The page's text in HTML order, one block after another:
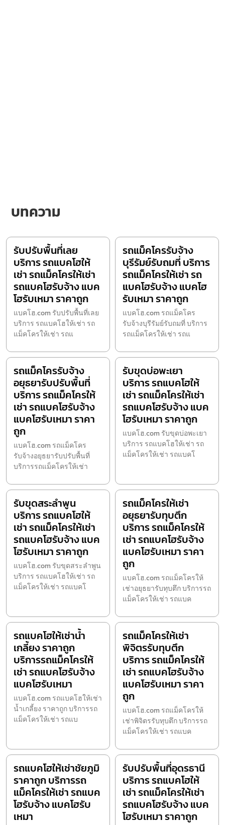
บทความ
รับปรับพื้นที่เลย
บริการ รถแบคโฮให้
เช่า รถแม็คโครให้เช่า
รถแบคโฮรับจ้าง แบค
โฮรับเหมา ราคาถูก
แบคโฮ.com รับปรับพื้นที่เลย
บริการ รถแบคโฮให้เช่า รถ
แม็คโครให้เช่า รถแ
รถแม็คโครรับจ้าง
บุรีรัมย์รับถมที่ บริการ
รถแม็คโครให้เช่า รถ
แบคโฮรับจ้าง แบคโฮ
รับเหมา ราคาถูก
แบคโฮ.com รถแม็คโคร
รับจ้างบุรีรัมย์รับถมที่ บริการ
รถแม็คโครให้เช่า รถแ
รถแม็คโครรับจ้าง
อยุธยารับปรับพื้นที่
บริการ รถแม็คโครให้
เช่า รถแบคโฮรับจ้าง
แบคโฮรับเหมา ราคา
ถูก
แบคโฮ.com รถแม็คโคร
รับจ้างอยุธยารับปรับพื้นที่
บริการรถแม็คโครให้เช่า
รับขุดบ่อพะเยา
บริการ รถแบคโฮให้
เช่า รถแม็คโครให้เช่า
รถแบคโฮรับจ้าง แบค
โฮรับเหมา ราคาถูก
แบคโฮ.com รับขุดบ่อพะเยา
บริการ รถแบคโฮให้เช่า รถ
แม็คโครให้เช่า รถแบคโ
รับขุดสระลำพูน
บริการ รถแบคโฮให้
เช่า รถแม็คโครให้เช่า
รถแบคโฮรับจ้าง แบค
โฮรับเหมา ราคาถูก
แบคโฮ.com รับขุดสระลำพูน
บริการ รถแบคโฮให้เช่า รถ
แม็คโครให้เช่า รถแบคโ
รถแม็คโครให้เช่า
อยุธยารับทุบตึก
บริการ รถแม็คโครให้
เช่า รถแบคโฮรับจ้าง
แบคโฮรับเหมา ราคา
ถูก
แบคโฮ.com รถแม็คโครให้
เช่าอยุธยารับทุบตึก บริการรถ
แม็คโครให้เช่า รถแบค
รถแบคโฮให้เช่าน้ำ
เกลี้ยง ราคาถูก
บริการรถแม็คโครให้
เช่า รถแบคโฮรับจ้าง
แบคโฮรับเหมา
แบคโฮ.com รถแบคโฮให้เช่า
น้ำเกลี้ยง ราคาถูก บริการรถ
แม็คโครให้เช่า รถแบ
รถแม็คโครให้เช่า
พิจิตรรับทุบตึก
บริการ รถแม็คโครให้
เช่า รถแบคโฮรับจ้าง
แบคโฮรับเหมา ราคา
ถูก
แบคโฮ.com รถแม็คโครให้
เช่าพิจิตรรับทุบตึก บริการรถ
แม็คโครให้เช่า รถแบค
รถแบคโฮให้เช่าชัยภูมิ
ราคาถูก บริการรถ
แม็คโครให้เช่า รถแบค
โฮรับจ้าง แบคโฮรับ
เหมา
รับปรับพื้นที่อุดรธานี
บริการ รถแบคโฮให้
เช่า รถแม็คโครให้เช่า
รถแบคโฮรับจ้าง แบค
โฮรับเหมา ราคาถูก